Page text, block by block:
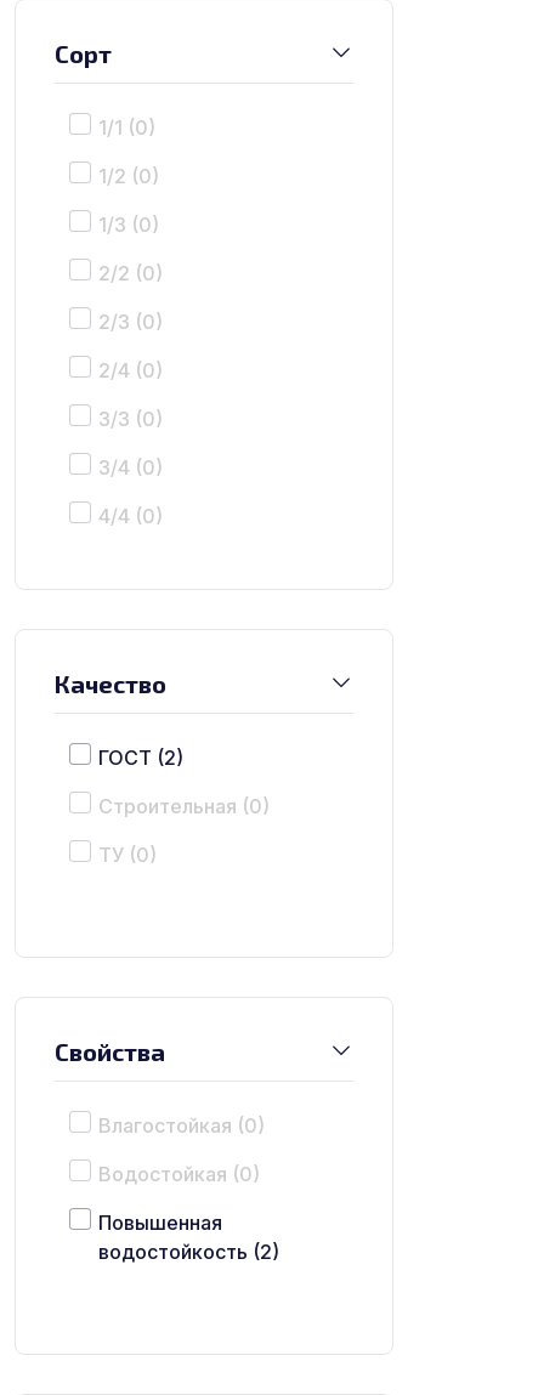
Сорт
1/1 (0)
1/2 (0)
1/3 (0)
2/2 (0)
2/3 (0)
2/4 (0)
3/3 (0)
3/4 (0)
4/4 (0)
Качество
ГОСТ (2)
Строительная (0)
ТУ (0)
Свойства
Влагостойкая (0)
Водостойкая (0)
Повышенная
водостойкость (2)